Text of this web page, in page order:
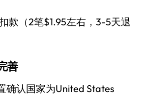
款（2笔$1.95左右，3-5天退
善
确认国家为United States